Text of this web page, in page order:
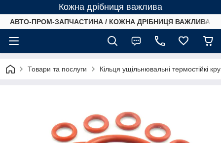
Кожна дрібниця важлива
АВТО-ПРОМ-ЗАПЧАСТИНА / КОЖНА ДРІБНИЦЯ ВАЖЛИВА /
Товари та послуги Кільця ущільнювальні термостійкі